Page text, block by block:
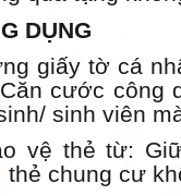
DỤNG
giấy tờ cá
cước công
sinh viên
vệ thẻ từ:
thẻ chung cư